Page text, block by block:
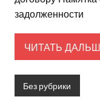
задолженности
ЧИТАТЬ
Без рубрики